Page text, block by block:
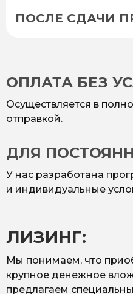
ПОСЛЕ СДАЧИ
ОПЛАТА БЕЗ
Осуществляется в
отправкой.
ДЛЯ
У нас разработана
и индивидуальные
ЛИЗИНГ:
Мы понимаем, что
крупное денежное
предлагаем